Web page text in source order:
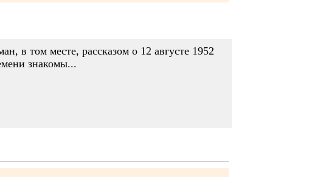
в том месте, рассказом о 12 августе 1952
знакомы...